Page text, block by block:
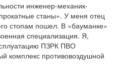
инженер-механик-
станы». У меня отец
стопам пошел. В «бауманке»
специализация. Я,
ПЗРК ПВО
комплекс противовоздушной